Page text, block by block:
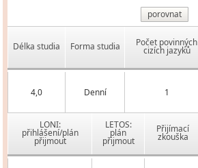
porovnat
Délka studia Forma studia Počet povinných
cizích jazyků
4,0 Denní 1
LONI:
přihlášení/plán
přijmout
LETOS:
plán
přijmout
Přijímací
zkouška